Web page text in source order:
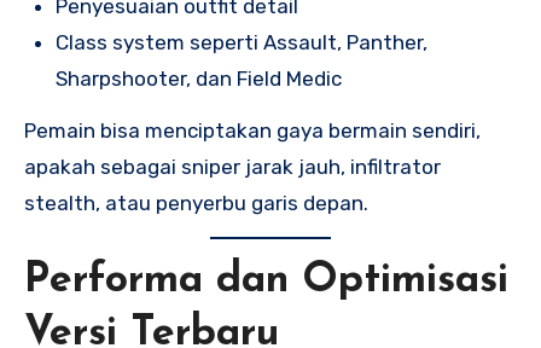
Penyesuaian outfit detail
Class system seperti Assault, Panther,
Sharpshooter, dan Field Medic
Pemain bisa menciptakan gaya bermain sendiri,
apakah sebagai sniper jarak jauh, infiltrator
stealth, atau penyerbu garis depan.
Performa dan Optimisasi
Versi Terbaru